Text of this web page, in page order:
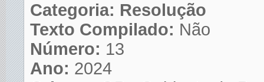
Categoria: Resolução
Texto Compilado: Não
Número: 13
Ano: 2024